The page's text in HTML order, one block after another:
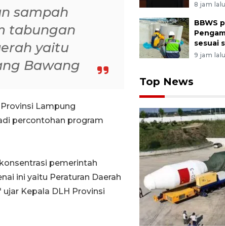
sampah
tabungan
yaitu
Bawang
Lampung
percontohan program
pemerintah
ini yaitu Peraturan Daerah
Kepala DLH Provinsi
8 jam lalu
BBWS
sesuai
9 jam lalu
Top News